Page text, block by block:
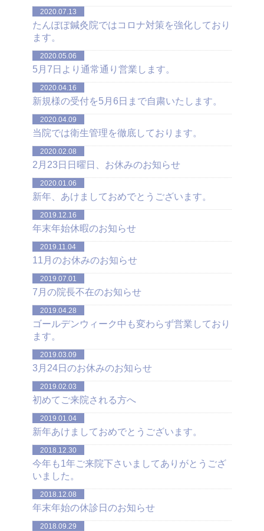
2020.07.13
たんぽぽ鍼灸院ではコロナ対策を強化しており
ます。
2020.05.06
5月7日より通常通り営業します。
2020.04.16
新規様の受付を5月6日まで自粛いたします。
2020.04.09
当院では衛生管理を徹底しております。
2020.02.08
2月23日日曜日、お休みのお知らせ
2020.01.06
新年、あけましておめでとうございます。
2019.12.16
年末年始休暇のお知らせ
2019.11.04
11月のお休みのお知らせ
2019.07.01
7月の院長不在のお知らせ
2019.04.28
ゴールデンウィーク中も変わらず営業しており
ます。
2019.03.09
3月24日のお休みのお知らせ
2019.02.03
初めてご来院される方へ
2019.01.04
新年あけましておめでとうございます。
2018.12.30
今年も1年ご来院下さいましてありがとうござ
いました。
2018.12.08
年末年始の休診日のお知らせ
2018.09.29